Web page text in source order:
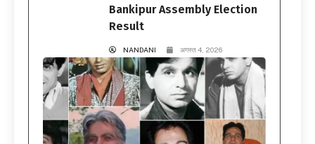
Bankipur Assembly Election
Result
NANDANI अगस्त 4, 2026